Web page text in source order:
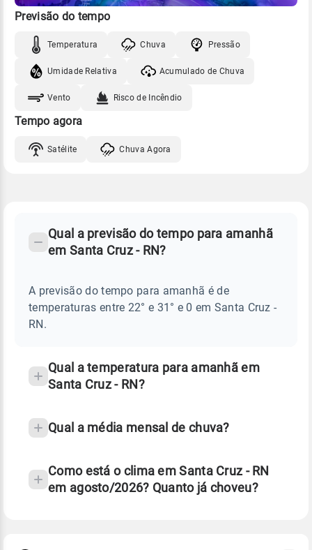
Previsão do tempo
Temperatura Chuva Pressão
Umidade Relativa Acumulado de Chuva
Vento Risco de Incêndio
Tempo agora
Satélite Chuva Agora
Perguntas
sobre
chuva
Qual a previsão do tempo para amanhã
em Santa Cruz - RN?
A previsão do tempo para amanhã é de
temperaturas entre 22° e 31° e 0 em Santa Cruz -
RN.
Qual a temperatura para amanhã em
Santa Cruz - RN?
Qual a média mensal de chuva?
Como está o clima em Santa Cruz - RN
em agosto/2026? Quanto já choveu?